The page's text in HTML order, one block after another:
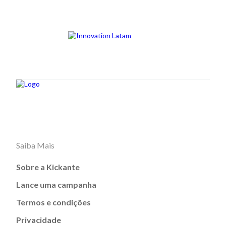
Saiba Mais
Sobre a Kickante
Lance uma campanha
Termos e condições
Privacidade